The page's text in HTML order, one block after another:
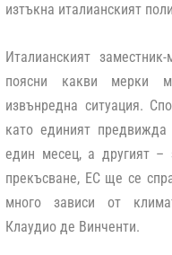
изтъкна италианският
Италианският
поясни какви мерки
извънредна ситуация.
като единият
един месец, а другият –
прекъсване, ЕС ще се
много зависи от
Клаудио де Винченти.